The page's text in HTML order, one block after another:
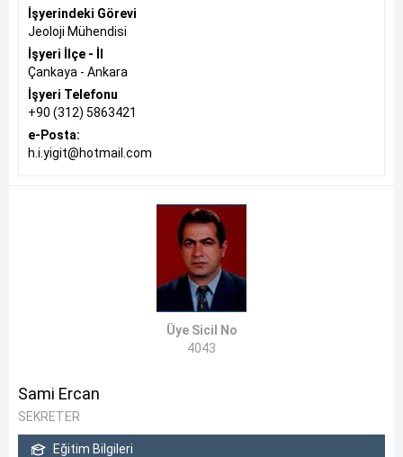
İşyerindeki Görevi
Jeoloji Mühendisi
İşyeri İlçe - İl
Çankaya - Ankara
İşyeri Telefonu
+90 (312) 5863421
e-Posta:
h.i.yigit@hotmail.com
Üye Sicil No
4043
Sami Ercan
SEKRETER
Eğitim Bilgileri